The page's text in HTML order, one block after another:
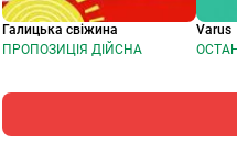
Галицька свіжина
ПРОПОЗИЦІЯ ДІЙСНА
Varus